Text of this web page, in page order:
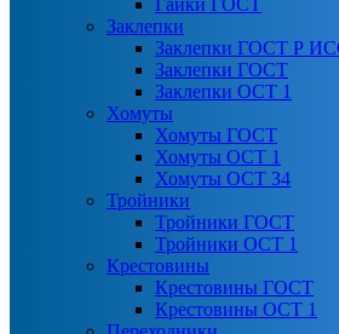
Гайки ГОСТ
Заклепки
Заклепки ГОСТ Р
Заклепки ГОСТ
Заклепки ОСТ 1
Хомуты
Хомуты ГОСТ
Хомуты ОСТ 1
Хомуты ОСТ 34
Тройники
Тройники ГОСТ
Тройники ОСТ 1
Крестовины
Крестовины ГОСТ
Крестовины ОСТ 1